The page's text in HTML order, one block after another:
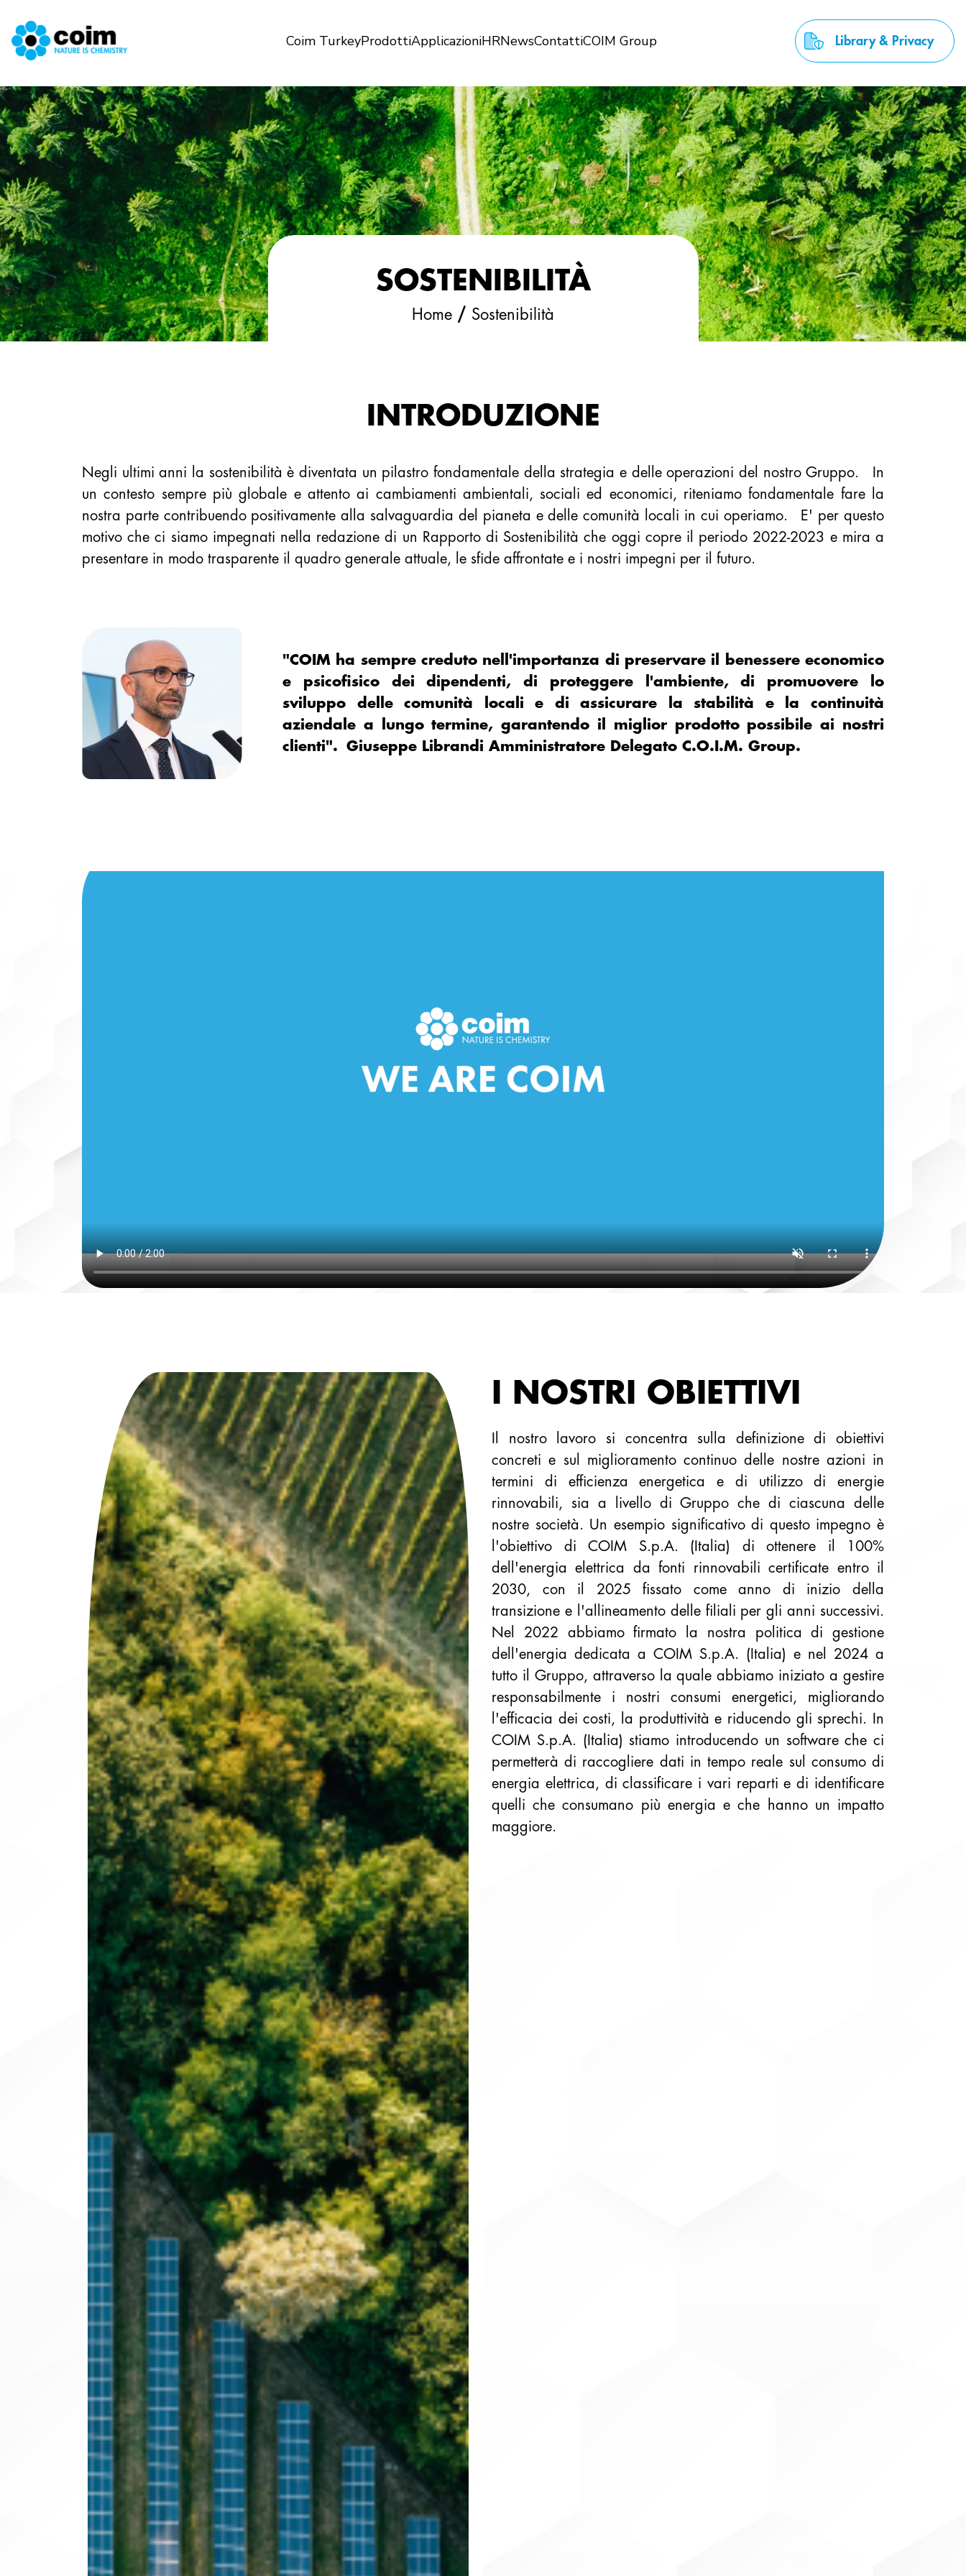
Salta al contenuto principale
Coim TurkeyProdottiApplicazioniHRNewsContattiCOIM Group Library & Privacy
SOSTENIBILITÀ
Home / Sostenibilità
INTRODUZIONE
Negli ultimi anni la sostenibilità è diventata un pilastro fondamentale della strategia e delle operazioni del nostro Gruppo. In
un contesto sempre più globale e attento ai cambiamenti ambientali, sociali ed economici, riteniamo fondamentale fare la
nostra parte contribuendo positivamente alla salvaguardia del pianeta e delle comunità locali in cui operiamo. E' per questo
motivo che ci siamo impegnati nella redazione di un Rapporto di Sostenibilità che oggi copre il periodo 2022-2023 e mira a
presentare in modo trasparente il quadro generale attuale, le sfide affrontate e i nostri impegni per il futuro.
"COIM ha sempre creduto nell'importanza di preservare il benessere economico
e psicofisico dei dipendenti, di proteggere l'ambiente, di promuovere lo
sviluppo delle comunità locali e di assicurare la stabilità e la continuità
aziendale a lungo termine, garantendo il miglior prodotto possibile ai nostri
clienti". Giuseppe Librandi Amministratore Delegato C.O.I.M. Group.
I NOSTRI OBIETTIVI
Il nostro lavoro si concentra sulla definizione di obiettivi
concreti e sul miglioramento continuo delle nostre azioni in
termini di efficienza energetica e di utilizzo di energie
rinnovabili, sia a livello di Gruppo che di ciascuna delle
nostre società. Un esempio significativo di questo impegno è
l'obiettivo di COIM S.p.A. (Italia) di ottenere il 100%
dell'energia elettrica da fonti rinnovabili certificate entro il
2030, con il 2025 fissato come anno di inizio della
transizione e l'allineamento delle filiali per gli anni successivi.
Nel 2022 abbiamo firmato la nostra politica di gestione
dell'energia dedicata a COIM S.p.A. (Italia) e nel 2024 a
tutto il Gruppo, attraverso la quale abbiamo iniziato a gestire
responsabilmente i nostri consumi energetici, migliorando
l'efficacia dei costi, la produttività e riducendo gli sprechi. In
COIM S.p.A. (Italia) stiamo introducendo un software che ci
permetterà di raccogliere dati in tempo reale sul consumo di
energia elettrica, di classificare i vari reparti e di identificare
quelli che consumano più energia e che hanno un impatto
maggiore.